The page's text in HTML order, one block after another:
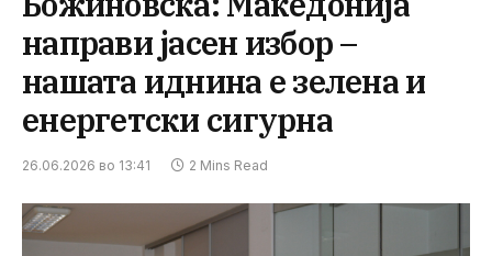
направи јасен избор –
нашата иднина е зелена и
енергетски сигурна
26.06.2026 во 13:41 2 Mins Read